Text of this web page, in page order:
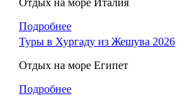
Подробнее
Туры в Хургаду из Жешува 2026
Отдых на море Египет
Подробнее